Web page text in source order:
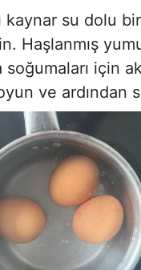
kaynar su dolu
Haşlanmış
için
ve ardından